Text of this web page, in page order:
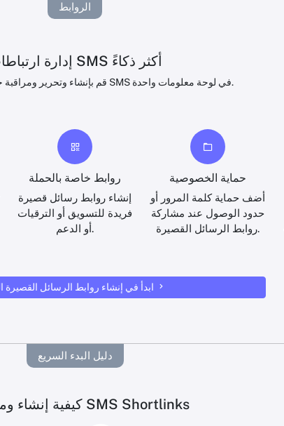
الروابط
إدارة ارتباطات SMS أكثر ذكاءً
قم بإنشاء وتحرير ومراقبة جميع الروابط القصيرة SMS في لوحة معلومات واحدة.
روابط خاصة بالحملة
إنشاء روابط رسائل قصيرة
فريدة للتسويق أو الترقيات
أو الدعم.
حماية الخصوصية
أضف حماية كلمة المرور أو
حدود الوصول عند مشاركة
روابط الرسائل القصيرة.
دليل البدء السريع
كيفية إنشاء ومشاركة SMS Shortlinks